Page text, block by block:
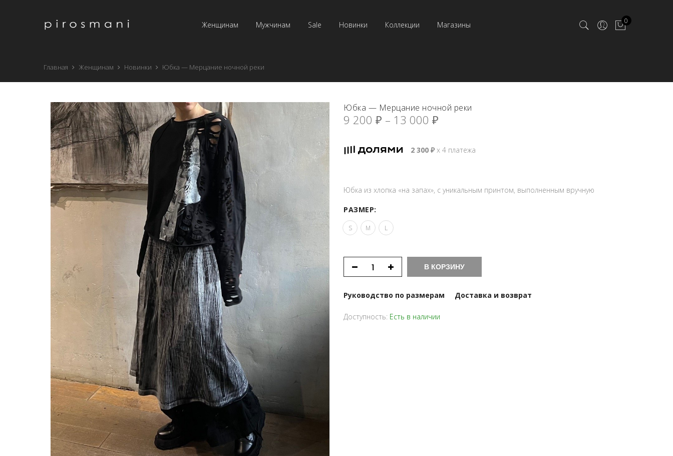
Женщинам Мужчинам Sale Новинки Коллекции Магазины 0
Главная Женщинам Новинки Юбка — Мерцание ночной реки
Юбка — Мерцание ночной реки
9 200 ₽ – 13 000 ₽
2 300 ₽ х 4 платежа
Юбка из хлопка «на запах», с уникальным принтом, выполненным вручную
РАЗМЕР:
S M L
В КОРЗИНУ
Руководство по размерам Доставка и возврат
Доступность: Есть в наличии